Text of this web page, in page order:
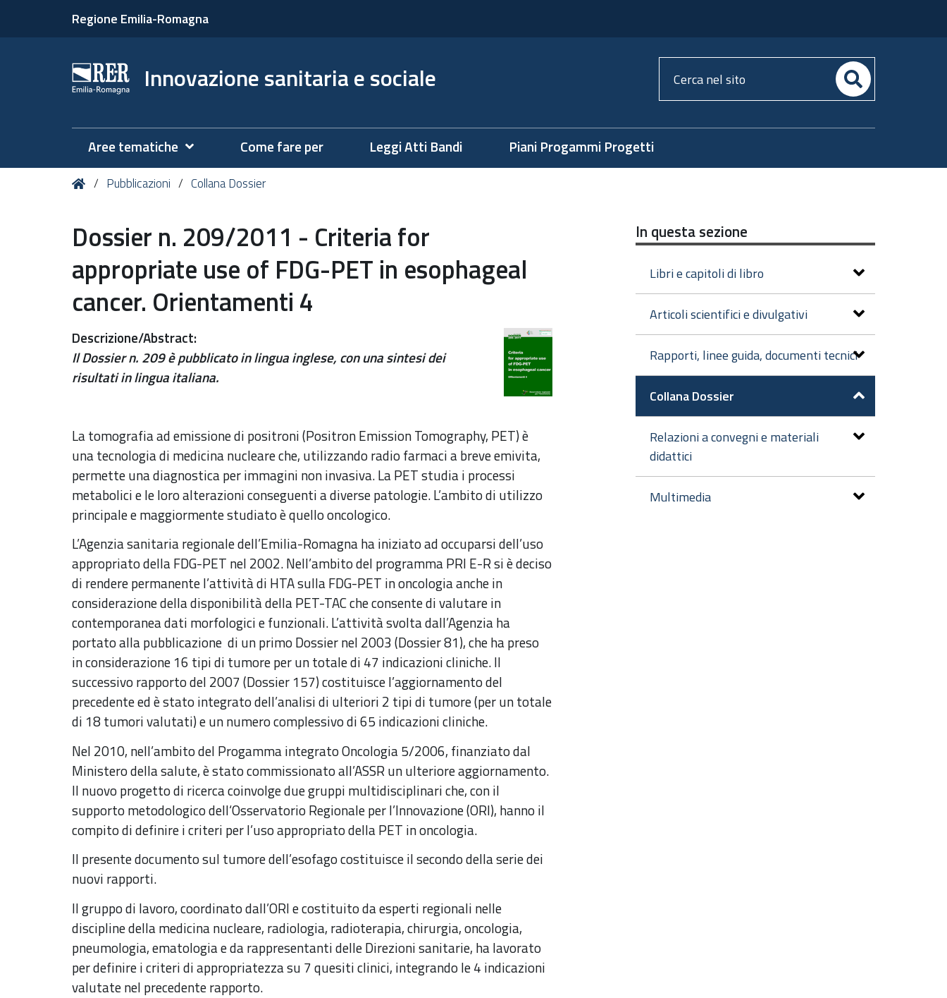
Regione Emilia-Romagna
Innovazione sanitaria e sociale
Cerca
nel
Aree tematiche Come fare per Leggi Atti Bandi Piani Progammi Progetti
Tu HomePubblicazioni Collana Dossier
Dossier n. 209/2011 - Criteria for
appropriate use of FDG-PET in esophageal
cancer. Orientamenti 4
Descrizione/Abstract:
Il Dossier n. 209 è pubblicato in lingua inglese, con una sintesi dei
risultati in lingua italiana.
La tomografia ad emissione di positroni (Positron Emission Tomography, PET) è
una tecnologia di medicina nucleare che, utilizzando radio farmaci a breve emivita,
permette una diagnostica per immagini non invasiva. La PET studia i processi
metabolici e le loro alterazioni conseguenti a diverse patologie. L’ambito di utilizzo
principale e maggiormente studiato è quello oncologico.
L’Agenzia sanitaria regionale dell’Emilia-Romagna ha iniziato ad occuparsi dell’uso
appropriato della FDG-PET nel 2002. Nell’ambito del programma PRI E-R si è deciso
di rendere permanente l’attività di HTA sulla FDG-PET in oncologia anche in
considerazione della disponibilità della PET-TAC che consente di valutare in
contemporanea dati morfologici e funzionali. L’attività svolta dall’Agenzia ha
portato alla pubblicazione di un primo Dossier nel 2003 (Dossier 81), che ha preso
in considerazione 16 tipi di tumore per un totale di 47 indicazioni cliniche. Il
successivo rapporto del 2007 (Dossier 157) costituisce l’aggiornamento del
precedente ed è stato integrato dell’analisi di ulteriori 2 tipi di tumore (per un totale
di 18 tumori valutati) e un numero complessivo di 65 indicazioni cliniche.
Nel 2010, nell’ambito del Progamma integrato Oncologia 5/2006, finanziato dal
Ministero della salute, è stato commissionato all’ASSR un ulteriore aggiornamento.
Il nuovo progetto di ricerca coinvolge due gruppi multidisciplinari che, con il
supporto metodologico dell‘Osservatorio Regionale per l’Innovazione (ORI), hanno il
compito di definire i criteri per l’uso appropriato della PET in oncologia.
Il presente documento sul tumore dell’esofago costituisce il secondo della serie dei
nuovi rapporti.
Il gruppo di lavoro, coordinato dall’ORI e costituito da esperti regionali nelle
discipline della medicina nucleare, radiologia, radioterapia, chirurgia, oncologia,
pneumologia, ematologia e da rappresentanti delle Direzioni sanitarie, ha lavorato
per definire i criteri di appropriatezza su 7 quesiti clinici, integrando le 4 indicazioni
valutate nel precedente rapporto.
In questa sezione
Libri e capitoli di libro
Articoli scientifici e divulgativi
Rapporti, linee guida, documenti tecnici
Collana Dossier
Relazioni a convegni e materiali
didattici
Multimedia